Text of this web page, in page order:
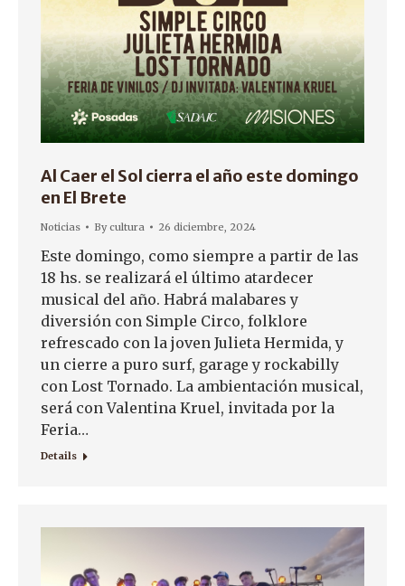
Al Caer el Sol cierra el año este domingo
en El Brete
Noticias Bycultura 26 diciembre, 2024
Este domingo, como siempre a partir de las
18 hs. se realizará el último atardecer
musical del año. Habrá malabares y
diversión con Simple Circo, folklore
refrescado con la joven Julieta Hermida, y
un cierre a puro surf, garage y rockabilly
con Lost Tornado. La ambientación musical,
será con Valentina Kruel, invitada por la
Feria…
Details